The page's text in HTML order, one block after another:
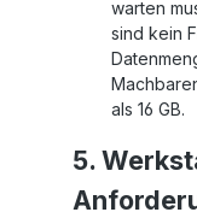
warten
sind kein
als 16 GB.
5.